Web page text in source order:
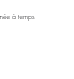
à temps